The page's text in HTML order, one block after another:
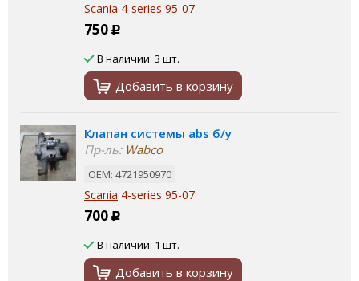
Scania 4-series 95-07
750 Р
В наличии: 3 шт.
Добавить в корзину
Клапан системы abs б/у
Пр-ль:Wabco
ОЕМ: 4721950970
Scania 4-series 95-07
700 Р
В наличии: 1 шт.
Добавить в корзину